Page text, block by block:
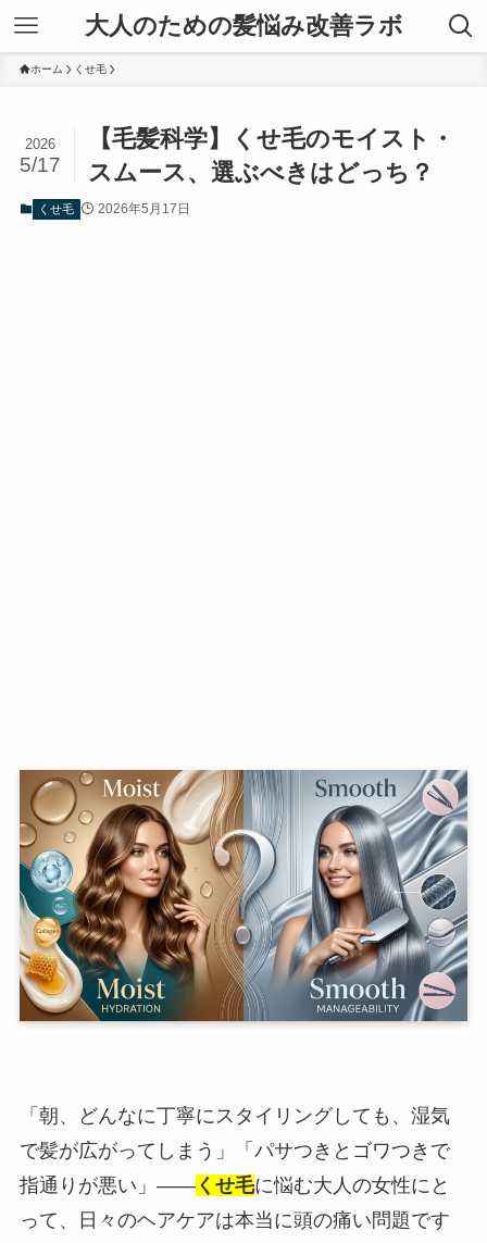
大人のための髪悩み改善ラボ
ホーム くせ毛
【毛髪科学】くせ毛のモイスト・
スムース、選ぶべきはどっち？
2026
5/17
くせ毛 2026年5月17日
「朝、どんなに丁寧にスタイリングしても、湿気
で髪が広がってしまう」「パサつきとゴワつきで
指通りが悪い」――くせ毛に悩む大人の女性にと
って、日々のヘアケアは本当に頭の痛い問題です